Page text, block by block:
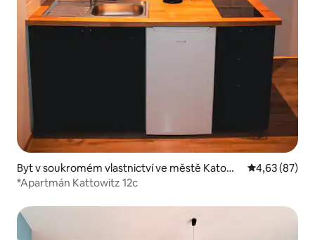
Byt v soukromém vlastnictví ve městě Katowi
ce
Průměrné
4,63 (87)
*Apartmán Kattowitz 12c